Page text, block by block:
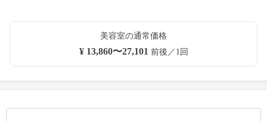
美容室の通常価格
¥ 13,860〜27,101 前後／1回